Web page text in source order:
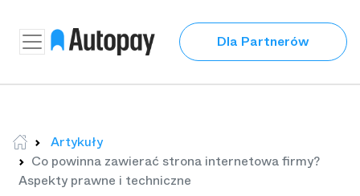
Dla Partnerów
Artykuły
Co powinna zawierać strona internetowa firmy?
Aspekty prawne i techniczne